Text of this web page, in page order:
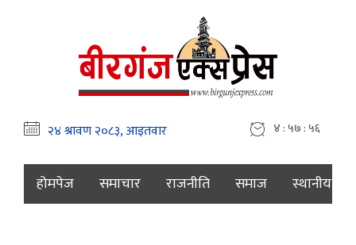
४ : ५७ : ५७
होमपेज समाचार राजनीति समाज स्थानीय